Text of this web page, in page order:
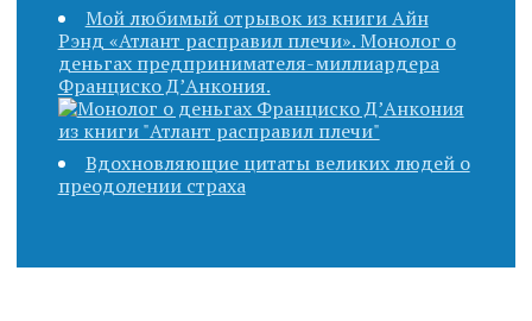
Мой любимый отрывок из книги Айн
Рэнд «Атлант расправил плечи». Монолог о
деньгах предпринимателя-миллиардера
Франциско Д’Анкония.
Вдохновляющие цитаты великих людей о
преодолении страха